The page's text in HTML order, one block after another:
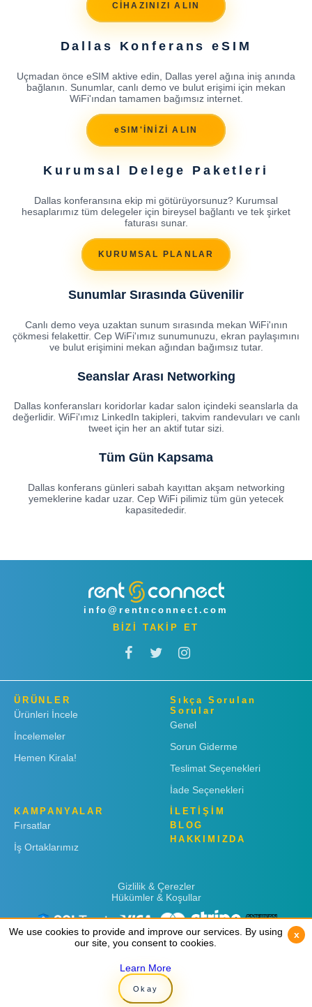
CİHAZINIZI ALIN
Dallas Konferans eSIM
Uçmadan önce eSIM aktive edin, Dallas yerel ağına iniş anında
bağlanın. Sunumlar, canlı demo ve bulut erişimi için mekan
WiFi'ından tamamen bağımsız internet.
eSIM'İNİZİ ALIN
Kurumsal Delege Paketleri
Dallas konferansına ekip mi götürüyorsunuz? Kurumsal
hesaplarımız tüm delegeler için bireysel bağlantı ve tek şirket
faturası sunar.
KURUMSAL PLANLAR
Sunumlar Sırasında Güvenilir
Canlı demo veya uzaktan sunum sırasında mekan WiFi'ının
çökmesi felakettir. Cep WiFi'ımız sunumunuzu, ekran paylaşımını
ve bulut erişimini mekan ağından bağımsız tutar.
Seanslar Arası Networking
Dallas konferansları koridorlar kadar salon içindeki seanslarla da
değerlidir. WiFi'ımız LinkedIn takipleri, takvim randevuları ve canlı
tweet için her an aktif tutar sizi.
Tüm Gün Kapsama
Dallas konferans günleri sabah kayıttan akşam networking
yemeklerine kadar uzar. Cep WiFi pilimiz tüm gün yetecek
kapasitededir.
info@rentnconnect.com
BİZİ TAKİP ET
ÜRÜNLER
Ürünleri İncele
İncelemeler
Hemen Kirala!
Sıkça Sorulan
Sorular
Genel
Sorun Giderme
Teslimat Seçenekleri
İade Seçenekleri
KAMPANYALAR
Fırsatlar
İş Ortaklarımız
İLETİŞİM
BLOG
HAKKIMIZDA
Gizlilik & Çerezler
Hükümler & Koşullar
Copyright © 2019 Rent 'n Connect
We use cookies to provide and improve our services. By using
our site, you consent to cookies.
Learn More
Okay
x
We use cookies to provide and improve our services. By using
our site, you consent to cookies.
Learn More
Okay
x